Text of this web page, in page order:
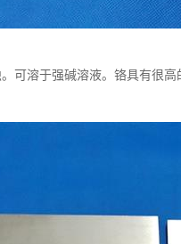
可溶于强碱溶液。铬具有很